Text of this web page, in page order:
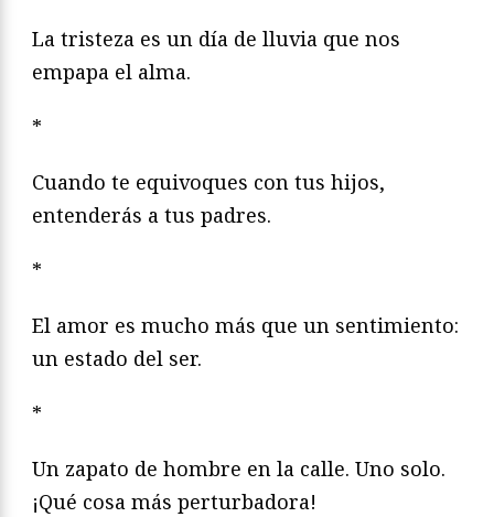
La tristeza es un día de lluvia que nos
empapa el alma.
*
Cuando te equivoques con tus hijos,
entenderás a tus padres.
*
El amor es mucho más que un sentimiento:
un estado del ser.
*
Un zapato de hombre en la calle. Uno solo.
¡Qué cosa más perturbadora!